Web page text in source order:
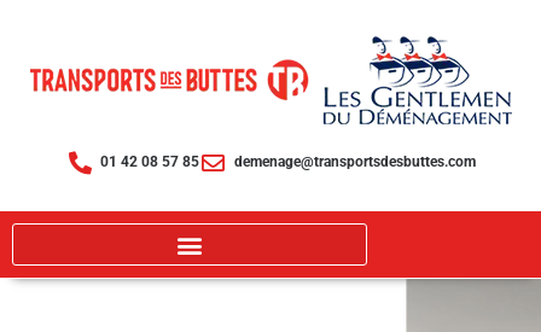
contenu
01 42 08 57 85 demenage@transportsdesbuttes.com